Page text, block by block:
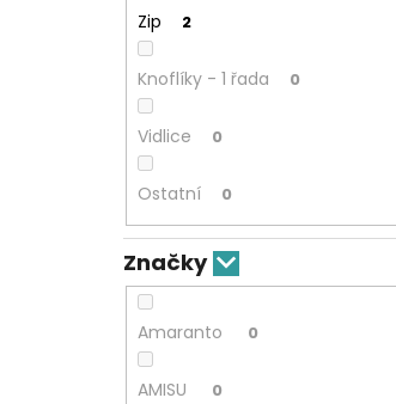
Zip 2
Knoflíky - 1 řada 0
Vidlice 0
Ostatní 0
Značky
Amaranto 0
AMISU 0